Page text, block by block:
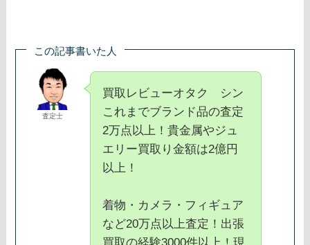
この記事書いた人
査定士
買取レビューオタク シン
これまでブランド品の査定
2万点以上！貴金属やジュ
エリー買取り金額は2億円
以上！
着物・カメラ・フィギュア
など20万点以上査定！出張